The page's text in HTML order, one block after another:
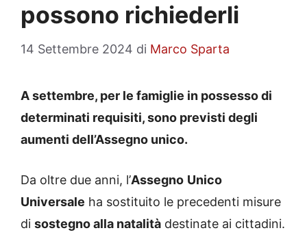
possono richiederli
14 Settembre 2024 di Marco Sparta
A settembre, per le famiglie in possesso di
determinati requisiti, sono previsti degli
aumenti dell’Assegno unico.
Da oltre due anni, l’Assegno Unico
Universale ha sostituito le precedenti misure
di sostegno alla natalità destinate ai cittadini.